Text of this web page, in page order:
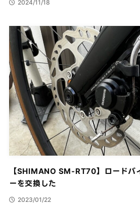
2024/11/18
【SHIMANO SM-RT70】ロードバ
ーを交換した
2023/01/22